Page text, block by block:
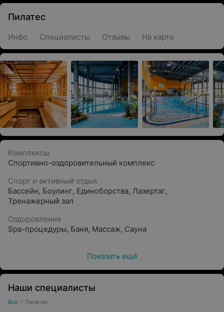
Пилатес
Инфо Специалисты Отзывы На карте
Комплексы
Спортивно-оздоровительный комплекс
Спорт и активный отдых
Бассейн, Боулинг, Единоборства, Лазертаг,
Тренажерный зал
Оздоровление
Spa-процедуры, Баня, Массаж, Сауна
Показать ещё
Наши специалисты
Все / Пилатес